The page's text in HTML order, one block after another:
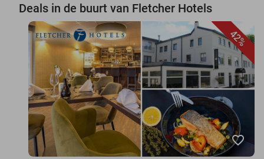
Deals in de buurt van Fletcher Hotels
42%
favorite_border